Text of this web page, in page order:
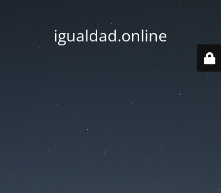
igualdad.online